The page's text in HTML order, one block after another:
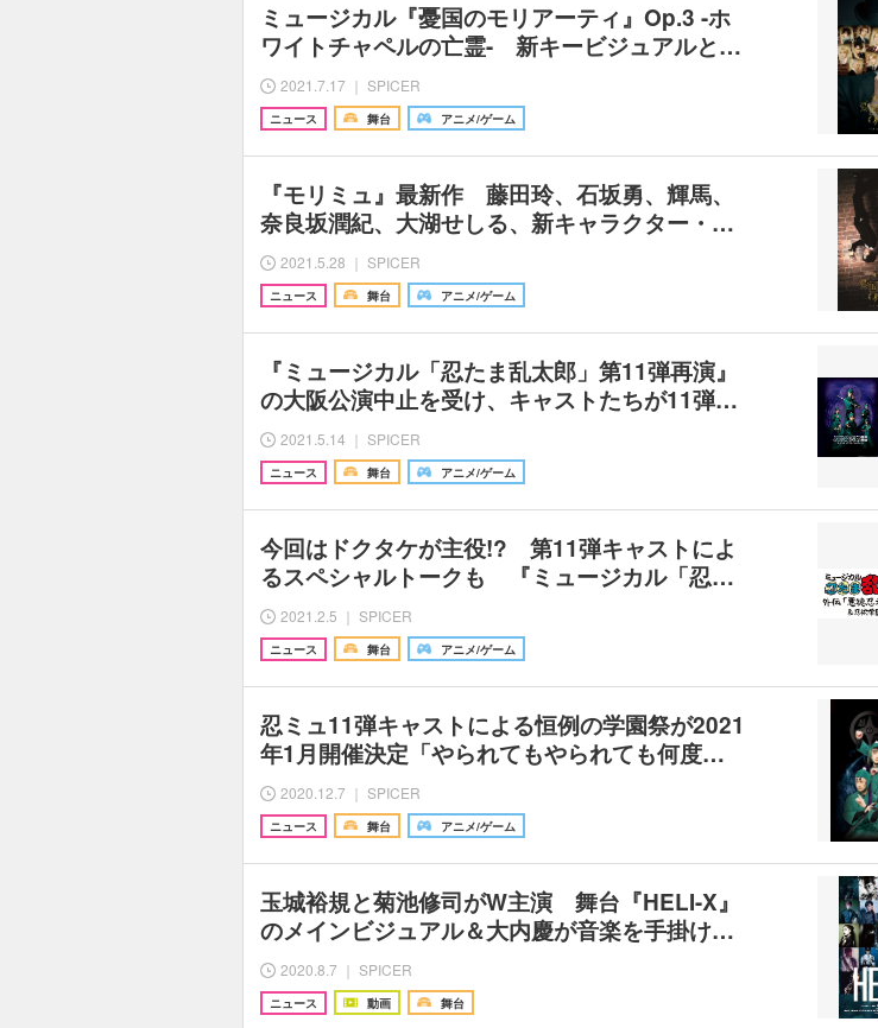
ミュージカル『憂国のモリアーティ』Op.3 -ホ
ワイトチャペルの亡霊- 新キービジュアルと…
2021.7.17 ｜ SPICER
ニュース 舞台 アニメ/ゲーム
『モリミュ』最新作 藤田玲、石坂勇、輝馬、
奈良坂潤紀、大湖せしる、新キャラクター・…
2021.5.28 ｜ SPICER
ニュース 舞台 アニメ/ゲーム
『ミュージカル「忍たま乱太郎」第11弾再演』
の大阪公演中止を受け、キャストたちが11弾…
2021.5.14 ｜ SPICER
ニュース 舞台 アニメ/ゲーム
今回はドクタケが主役!? 第11弾キャストによ
るスペシャルトークも 『ミュージカル「忍…
2021.2.5 ｜ SPICER
ニュース 舞台 アニメ/ゲーム
忍ミュ11弾キャストによる恒例の学園祭が2021
年1月開催決定「やられてもやられても何度…
2020.12.7 ｜ SPICER
ニュース 舞台 アニメ/ゲーム
玉城裕規と菊池修司がW主演 舞台『HELI-X』
のメインビジュアル＆大内慶が音楽を手掛け…
2020.8.7 ｜ SPICER
ニュース 動画 舞台